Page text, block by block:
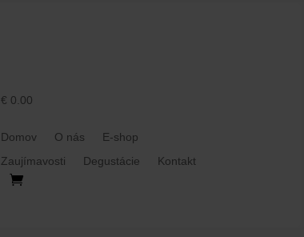
€ 0.00
Domov O nás
E-shop
Zaujímavosti
Degustácie Kontakt